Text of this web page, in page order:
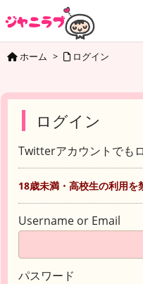
ホーム > ログイン
ログイン
Twitterアカウントでも
18歳未満・高校生の利用を
Username or Email
パスワード